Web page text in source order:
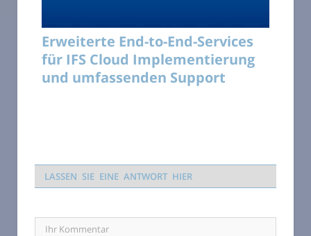
Erweiterte End-to-End-Services
für IFS Cloud Implementierung
und umfassenden Support
LASSEN SIE EINE ANTWORT HIER